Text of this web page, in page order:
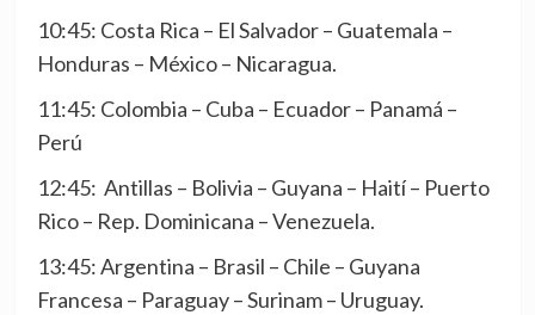
10:45: Costa Rica – El Salvador – Guatemala –
Honduras – México – Nicaragua.
11:45: Colombia – Cuba – Ecuador – Panamá –
Perú
12:45: Antillas – Bolivia – Guyana – Haití – Puerto
Rico – Rep. Dominicana – Venezuela.
13:45: Argentina – Brasil – Chile – Guyana
Francesa – Paraguay – Surinam – Uruguay.